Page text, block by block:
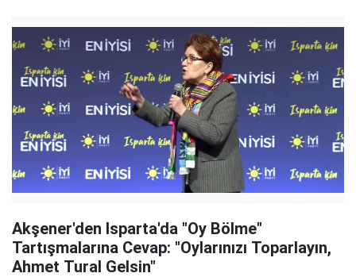
Akşener'den Isparta'da "Oy Bölme"
Tartışmalarına Cevap: "Oylarınızı Toparlayın,
Ahmet Tural Gelsin"